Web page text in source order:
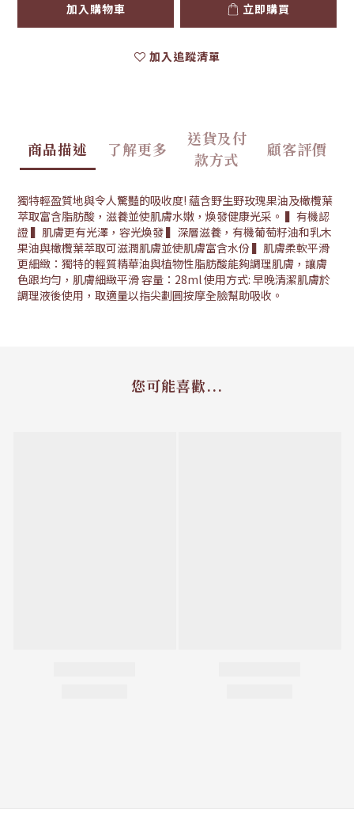
加入購物車 立即購買
加入追蹤清單
商品描述 了解更多
送貨及付
款方式
顧客評價
獨特輕盈質地與令人驚豔的吸收度! 蘊含野生野玫瑰果油及橄欖葉
萃取富含脂肪酸，滋養並使肌膚水嫩，煥發健康光采。 ▍有機認
證 ▍肌膚更有光澤，容光煥發 ▍深層滋養，有機葡萄籽油和乳木
果油與橄欖葉萃取可滋潤肌膚並使肌膚富含水份 ▍肌膚柔軟平滑
更細緻：獨特的輕質精華油與植物性脂肪酸能夠調理肌膚，讓膚
色跟均勻，肌膚細緻平滑 容量：28ml 使用方式: 早晚清潔肌膚於
調理液後使用，取適量以指尖劃圓按摩全臉幫助吸收。
您可能喜歡...